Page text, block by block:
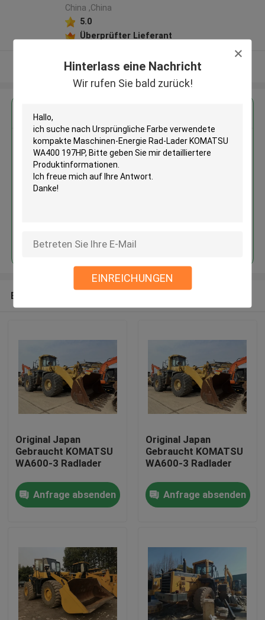
Hinterlass eine Nachricht
Wir rufen Sie bald zurück!
EINREICHUNGEN
Produkte
Über uns
China ,China
5.0
Überprüfter Lieferant
Sehen Sie mehr an
Erhalten Sie den besten Preis für
Ursprüngliche Farbe verwendete
kompakte Maschinen-Energie
Rad-Lader KOMATSU WA400
Empfohlene Produkte
Original Japan
Gebraucht KOMATSU
WA600-3 Radlader
Anfrage absenden
Original Japan
Gebraucht KOMATSU
WA600-3 Radlader
Anfrage absenden